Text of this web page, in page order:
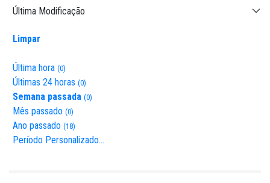
Última Modificação
Limpar
Última hora (0)
Últimas 24 horas (0)
Semana passada (0)
Mês passado (0)
Ano passado (18)
Período Personalizado…